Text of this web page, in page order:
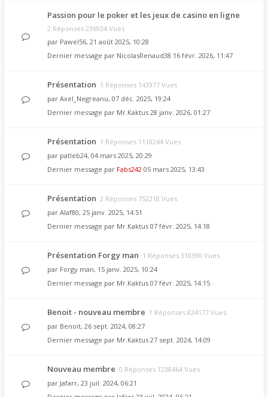
Passion pour le poker et les jeux de casino en ligne
2 Réponses 236934 Vues
par Pawel56, 21 août 2025, 10:28
Dernier message par NicolasRenaud38 16 févr. 2026, 11:47
Présentation 1 Réponses 143977 Vues
par Axel_Negreanu, 07 déc. 2025, 19:24
Dernier message par Mr.Kaktus 28 janv. 2026, 01:27
Présentation 1 Réponses 1118244 Vues
par patleb24, 04 mars 2025, 20:29
Dernier message par Fabs242 05 mars 2025, 13:43
Présentation 2 Réponses 752218 Vues
par Alaf80, 25 janv. 2025, 14:51
Dernier message par Mr.Kaktus 07 févr. 2025, 14:18
Présentation Forgy man 1 Réponses 310390 Vues
par Forgy man, 15 janv. 2025, 10:24
Dernier message par Mr.Kaktus 07 févr. 2025, 14:15
Benoit - nouveau membre 1 Réponses 824177 Vues
par Benoit, 26 sept. 2024, 08:27
Dernier message par Mr.Kaktus 27 sept. 2024, 14:09
Nouveau membre 0 Réponses 1238464 Vues
par Jafarr, 23 juil. 2024, 06:21